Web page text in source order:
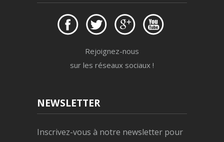
Rejoignez-nous
sur les réseaux sociaux !
NEWSLETTER
Inscrivez-vous à notre newsletter pour